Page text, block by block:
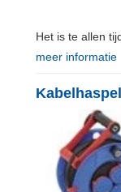
Het is te allen
meer informatie